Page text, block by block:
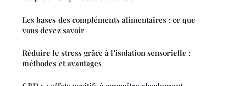
Les bases des compléments alimentaires : ce que
vous devez savoir
Réduire le stress grâce à l'isolation sensorielle :
méthodes et avantages